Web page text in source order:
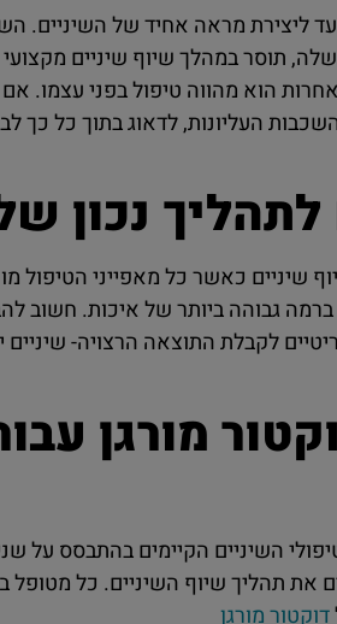
ליצירת מראה אחיד של השיניים.
במהלך שיוף שיניים מקצועי
הוא מהווה טיפול בפני עצמו.
העליונות, לדאוג בתוך כל כך
נכון
שיניים כאשר כל מאפייני הטיפול
גבוהה ביותר של איכות. חשוב
לקבלת התוצאה הרצויה- שיניים
מורגן
השיניים הקיימים בהתבסס על
את תהליך שיוף השיניים. כל
דוקטור מורגן